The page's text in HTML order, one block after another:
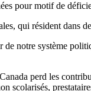
pour motif de
qui résident dans
notre système
perd les
scolarisés,